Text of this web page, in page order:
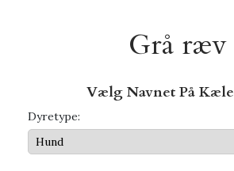
Grå ræv
Vælg Navnet På
Dyretype: